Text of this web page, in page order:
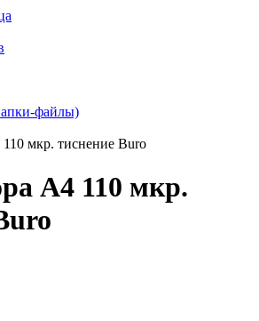
файлы)
мкр. тиснение Buro
А4 110 мкр.